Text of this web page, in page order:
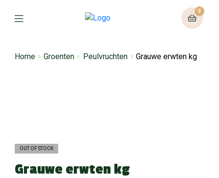
0
Home Groenten Peulvruchten Grauwe erwten kg
OUT OF STOCK
Grauwe erwten kg